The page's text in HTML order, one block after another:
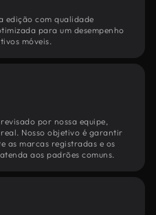
edição com qualidade
para um desempenho
móveis.
por nossa equipe,
Nosso objetivo é garantir
as marcas registradas e os
aos padrões comuns.